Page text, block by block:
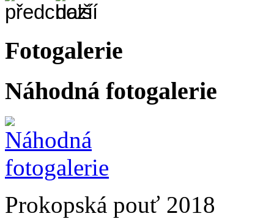
Fotogalerie
Náhodná fotogalerie
Prokopská pouť 2018